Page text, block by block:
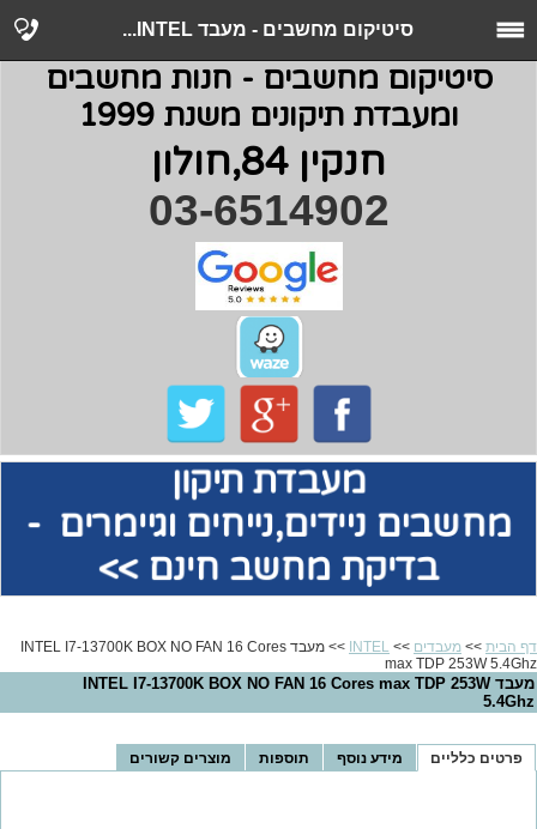
סיטיקום מחשבים - מעבד INTEL...
סיטיקום מחשבים - חנות מחשבים
ומעבדת תיקונים משנת 1999
חנקין 84,חולון
03-6514902
מעבדת תיקון
מחשביםניידים,נייחים וגיימרים -
בדיקת מחשב חינם >>
דף הבית >> מעבדים >>
INTEL
>> מעבד INTEL I7-13700K BOX NO FAN 16 Cores
max TDP 253W 5.4Ghz
מעבד INTEL I7-13700K BOX NO FAN 16 Cores max TDP 253W
5.4Ghz
פרטים כלליים מידע נוסף תוספות מוצרים קשורים